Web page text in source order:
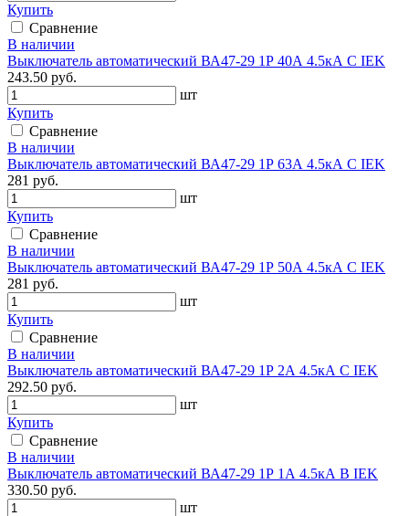
Купить
Сравнение
В наличии
Выключатель автоматический ВА47-29 1Р 40А 4.5кА С IEK
243.50 руб.
шт
Купить
Сравнение
В наличии
Выключатель автоматический ВА47-29 1Р 63А 4.5кА С IEK
281 руб.
шт
Купить
Сравнение
В наличии
Выключатель автоматический ВА47-29 1Р 50А 4.5кА С IEK
281 руб.
шт
Купить
Сравнение
В наличии
Выключатель автоматический ВА47-29 1Р 2А 4.5кА С IEK
292.50 руб.
шт
Купить
Сравнение
В наличии
Выключатель автоматический ВА47-29 1Р 1А 4.5кА В IEK
330.50 руб.
шт